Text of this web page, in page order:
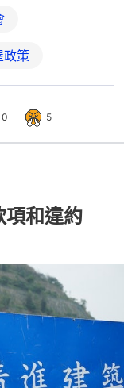
政策
0 5
項和違約